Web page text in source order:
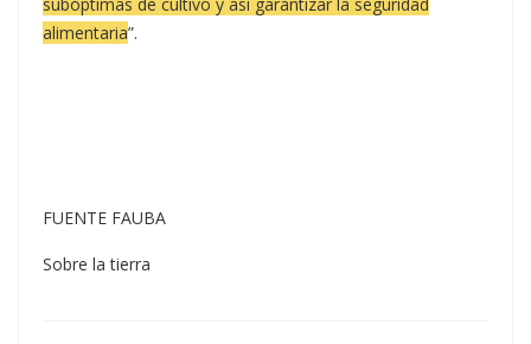
alimentaria”.
FUENTE FAUBA
Sobre la tierra